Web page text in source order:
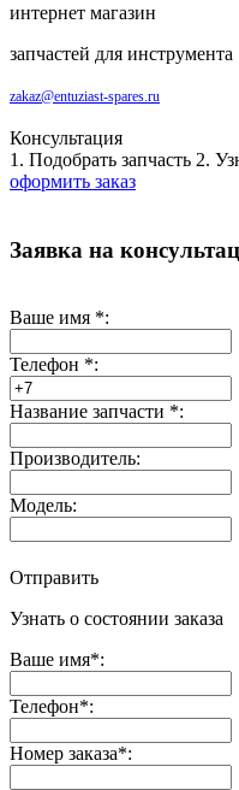
интернет магазин
запчастей для инструмента
zakaz@entuziast-spares.ru
Консультация
1. Подобрать запчасть 2.
оформить заказ
Заявка на
Ваше имя *:
Телефон *:
Название запчасти *:
Производитель:
Модель:
Отправить
Узнать о состоянии заказа
Ваше имя*:
Телефон*:
Номер заказа*: